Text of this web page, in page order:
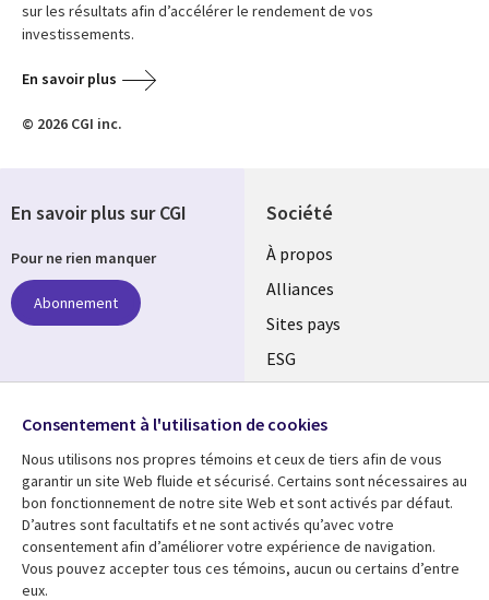
sur les résultats afin d’accélérer le rendement de vos
investissements.
En savoir plus
© 2026 CGI inc.
Société
À propos
Alliances
Sites pays
ESG
Fusions
Salle de presse
Ressources Support
En savoir plus sur CGI
Pour ne rien manquer
Abonnement
Suivez-nous
Social
Media
Global
FR
Consentement à l'utilisation de cookies
Nous utilisons nos propres témoins et ceux de tiers afin de vous
garantir un site Web fluide et sécurisé. Certains sont nécessaires au
bon fonctionnement de notre site Web et sont activés par défaut.
D’autres sont facultatifs et ne sont activés qu’avec votre
consentement afin d’améliorer votre expérience de navigation.
Vous pouvez accepter tous ces témoins, aucun ou certains d’entre
eux.